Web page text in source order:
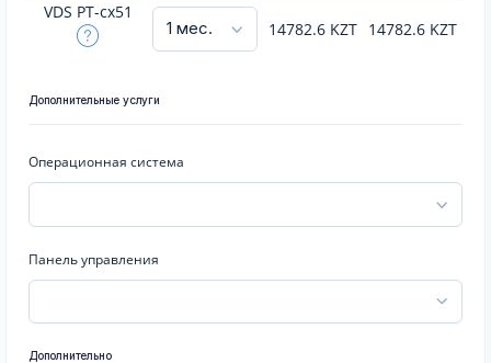
VDS PT-cx51
14782.6 KZT 14782.6 KZT
Дополнительные услуги
Операционная система
Панель управления
Дополнительно